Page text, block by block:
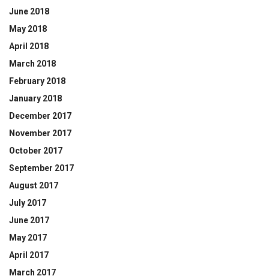
June 2018
May 2018
April 2018
March 2018
February 2018
January 2018
December 2017
November 2017
October 2017
September 2017
August 2017
July 2017
June 2017
May 2017
April 2017
March 2017